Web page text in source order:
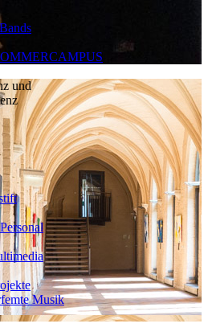
und
Musik